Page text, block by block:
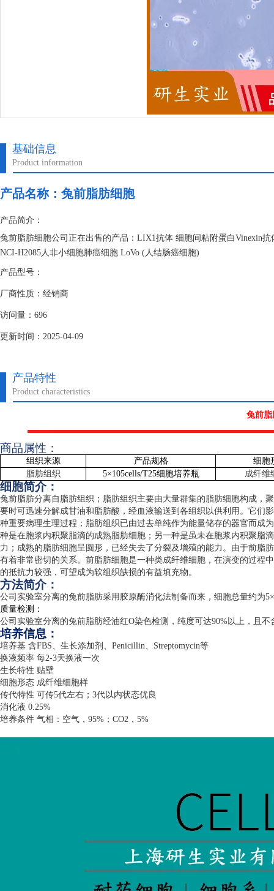
基础信息
Product information
产品名称： 兔前脂肪细胞
产品简介：
兔前脂肪细胞公司正在出售的产品：LIX1抗体 细胞间粘附蛋白Vinexin
NCI-H2085人非小细胞肺癌细胞 LoVo (人结肠癌细胞)
产品型号：
厂商性质：经销商
访问量：696
更新时间：2025-04-09
产品特性
Product characteristics
兔前
商品属性：
组织来源 产品规格
细胞
脂肪组织
5×105cells/T25细胞培养瓶 成纤维
细胞简介：
兔前脂肪分离自脂肪组织；脂肪组织主要由大量群集的脂肪细胞构成，
要时可迅速分解成甘油和脂肪酸，经血液输送到各组织以供利用。它们
种重要病理生理过程；脂肪组织已由过去单纯作为能量储存的器官而成
种是在胞浆内积聚脂滴的成熟脂肪细胞；另一种是虽未在胞浆内积聚脂
力；成熟的脂肪细胞呈圆形，已经失去了分裂及增殖的能力。由于前脂
有着非常密切的关系。前脂肪细胞是一种类成纤维细胞，在演变的过程
的抵抗力较强，可望成为软组织缺损的有益填充物。
方法简介：
公司实验室分离的兔前脂肪采用胶原酶消化法制备而来，细胞总量约为5×
质量检测：
公司实验室分离的兔前脂肪经油红O染色检测，纯度可达90%以上，且不
培养信息：
培养基 含FBS、生长添加剂、 Penicillin、 Streptomycin等
换液频率 每2-3天换液一次
生长特性 贴壁
细胞形态 成纤维细胞样
传代特性 可传5代左右； 3代以内状态优良
消化液 0.25%
培养条件 气相：空气， 95% ； CO2 ， 5%